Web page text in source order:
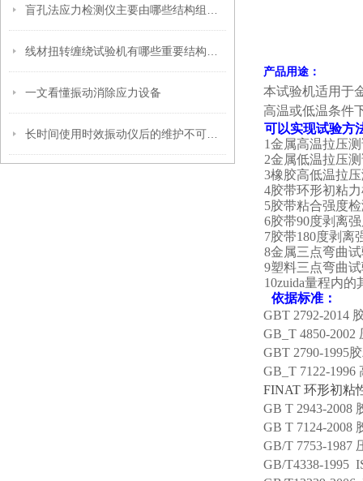
一文看懂振动消除应力设备
产品用途：
本试验机适用于
高温或低温条件
可以实现试验方
1金属高温拉压
2金属低温拉压
3橡胶高低温拉
4胶带环形初粘
5胶带粘合强度
6胶带90度剥离
7胶带180度剥离
8金属三点弯曲
9塑料三点弯曲
10zuida量程内的
依据标准：
GBT 2792-2014
GB_T 4850-
GBT 2790-1995
GB_T 7122-
FINAT 环形初粘
GB T 2943-2008
GB T 7124-2008
GB/T 7753-1987
GB/T4338-1995